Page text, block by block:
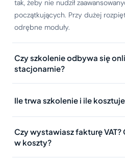
tak, żeby nie nudził
początkujących. Przy dużej
odrębne moduły.
Czy szkolenie odbywa się
stacjonarnie?
Ile trwa szkolenie i ile
Czy wystawiasz fakturę
w koszty?